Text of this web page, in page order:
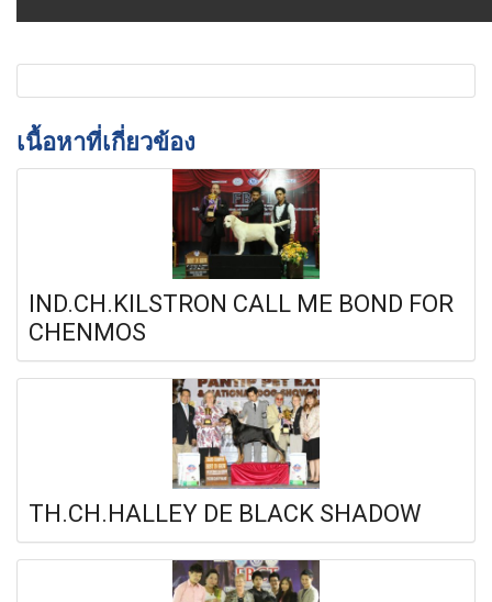
เนื้อหาที่เกี่ยวข้อง
IND.CH.KILSTRON CALL ME BOND FOR
CHENMOS
TH.CH.HALLEY DE BLACK SHADOW